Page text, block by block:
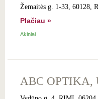
Žemaitės g. 1-33, 60128,
Plačiau »
Akiniai
ABC OPTIKA,